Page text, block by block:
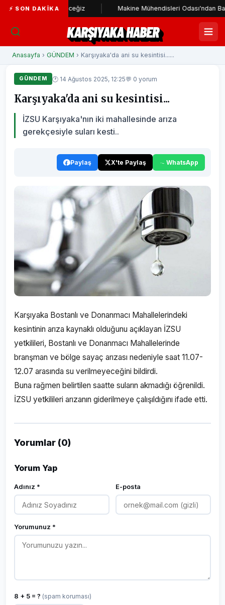
⚡ SON DAKIKA
geçireceğiz Makine Mühendisleri Odası'ndan Başkan
KARŞIYAKA HABER
Anasayfa › GÜNDEM › Karşıyaka'da ani su kesintisi......
GÜNDEM 🕐 14 Ağustos 2025, 12:25💬 0 yorum
Karşıyaka'da ani su kesintisi...
İZSU Karşıyaka'nın iki mahallesinde arıza
gerekçesiyle suları kesti..
Paylaş X'te Paylaş WhatsApp
Karşıyaka Bostanlı ve Donanmacı Mahallelerindeki
kesintinin arıza kaynaklı olduğunu açıklayan İZSU
yetkilileri, Bostanlı ve Donanmacı Mahallelerinde
branşman ve bölge sayaç arızası nedeniyle saat 11.07-
12.07 arasında su verilmeyeceğini bildirdi.
Buna rağmen belirtilen saatte suların akmadığı öğrenildi.
İZSU yetkilileri arızanın giderilmeye çalışıldığını ifade etti.
Yorumlar (0)
Yorum Yap
Adınız * E-posta
Yorumunuz *
8 + 5 = ? (spam koruması)